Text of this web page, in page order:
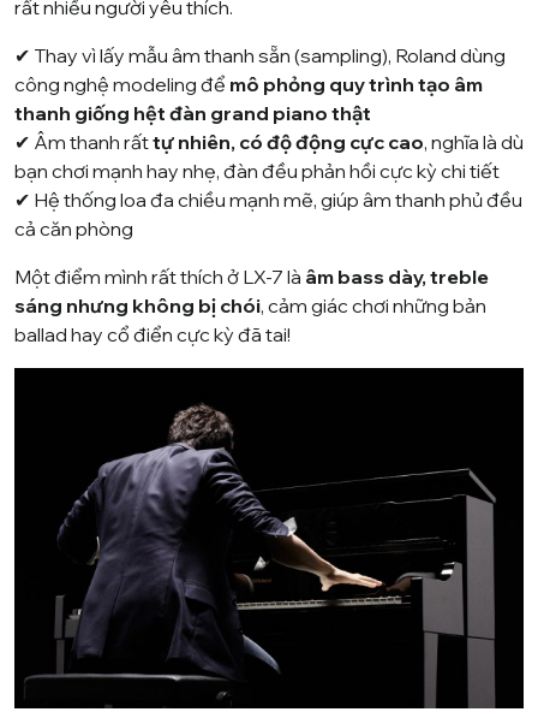
rất nhiều người yêu thích.
✔ Thay vì lấy mẫu âm thanh sẵn (sampling), Roland dùng
công nghệ modeling để mô phỏng quy trình tạo âm
thanh giống hệt đàn grand piano thật
✔ Âm thanh rấttự nhiên, có độ động cực cao, nghĩa là dù
bạn chơi mạnh hay nhẹ, đàn đều phản hồi cực kỳ chi tiết
✔ Hệ thống loa đa chiều mạnh mẽ, giúp âm thanh phủ đều
cả căn phòng
Một điểm mình rất thích ở LX-7 là âm bass dày, treble
sáng nhưng không bị chói, cảm giác chơi những bản
ballad hay cổ điển cực kỳ đã tai!